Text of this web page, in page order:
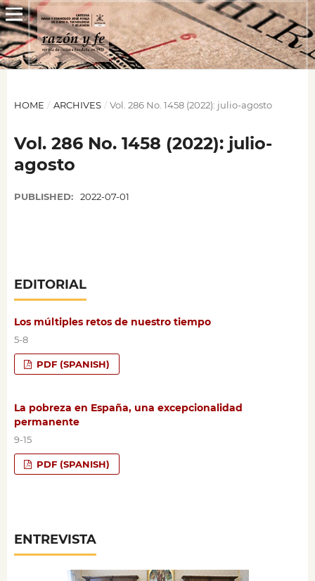
HOME / ARCHIVES / Vol. 286 No. 1458 (2022): julio-agosto
Vol. 286 No. 1458 (2022): julio-
agosto
PUBLISHED: 2022-07-01
EDITORIAL
Los múltiples retos de nuestro tiempo
5-8
PDF (SPANISH)
La pobreza en España, una excepcionalidad
permanente
9-15
PDF (SPANISH)
ENTREVISTA